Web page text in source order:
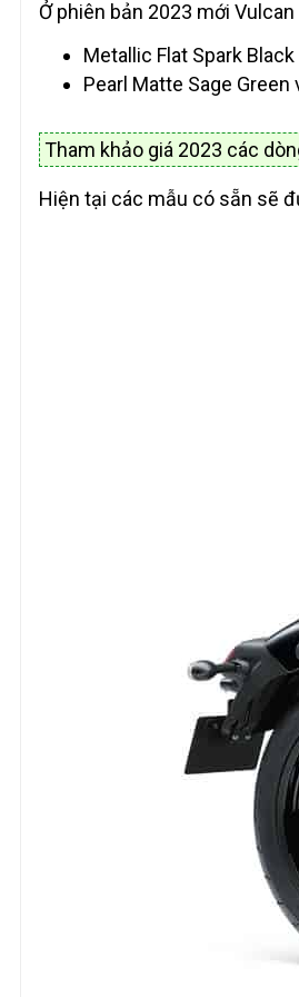
Ở phiên bản 2023 mới
Metallic Flat Spark
Pearl Matte Sage
Tham khảo giá 2023 các
Hiện tại các mẫu có sẵn sẽ